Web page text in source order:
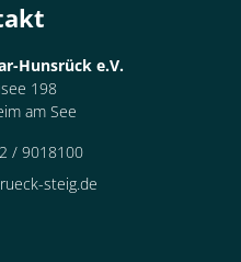
Hunsrück e.V.
198
am See
/ 9018100
steig.de